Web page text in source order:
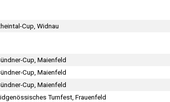
Cup, Widnau
Cup, Maienfeld
Cup, Maienfeld
Cup, Maienfeld
Turnfest, Frauenfeld